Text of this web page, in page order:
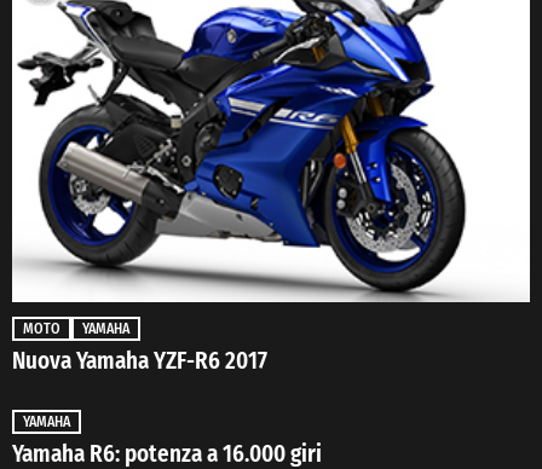
MOTO YAMAHA
Nuova Yamaha YZF-R6 2017
YAMAHA
Yamaha R6: potenza a 16.000 giri